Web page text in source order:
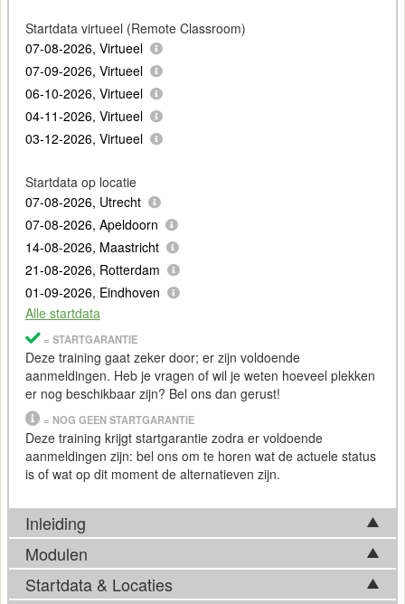
Startdata virtueel (Remote Classroom)
07-08-2026, Virtueel
07-09-2026, Virtueel
06-10-2026, Virtueel
04-11-2026, Virtueel
03-12-2026, Virtueel
Startdata op locatie
07-08-2026, Utrecht
07-08-2026, Apeldoorn
14-08-2026, Maastricht
21-08-2026, Rotterdam
01-09-2026, Eindhoven
Alle startdata
= STARTGARANTIE
Deze training gaat zeker door; er zijn voldoende
aanmeldingen. Heb je vragen of wil je weten hoeveel plekken
er nog beschikbaar zijn? Bel ons dan gerust!
= NOG GEEN STARTGARANTIE
Deze training krijgt startgarantie zodra er voldoende
aanmeldingen zijn: bel ons om te horen wat de actuele status
is of wat op dit moment de alternatieven zijn.
Inleiding
De concepten van Team Topologies bieden je een
gereedschapskist waarmee je development teams optimaal
kunt organiseren voor een specifieke situatie. Dit kan gaan
Modulen
Tijdens de Training Team Topologies komen in basis
Startdata & Locaties